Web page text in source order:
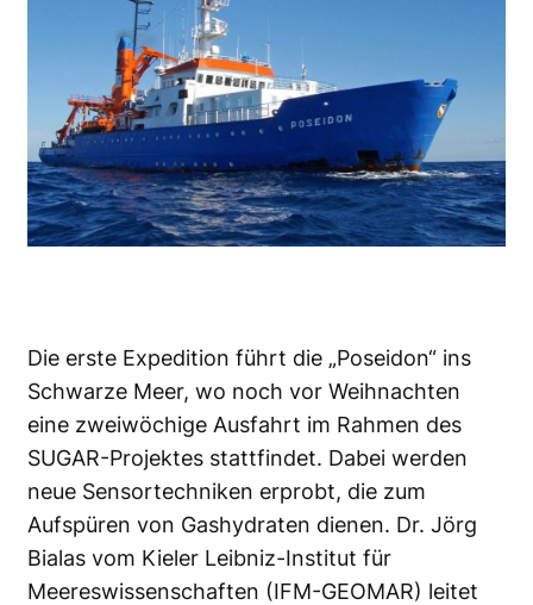
Die erste Expedition führt die „Poseidon“ ins
Schwarze Meer, wo noch vor Weihnachten
eine zweiwöchige Ausfahrt im Rahmen des
SUGAR-Projektes stattfindet. Dabei werden
neue Sensortechniken erprobt, die zum
Aufspüren von Gashydraten dienen. Dr. Jörg
Bialas vom Kieler Leibniz-Institut für
Meereswissenschaften (IFM-GEOMAR) leitet